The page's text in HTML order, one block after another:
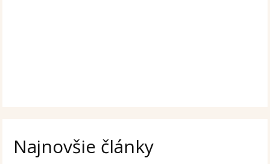
Najnovšie články